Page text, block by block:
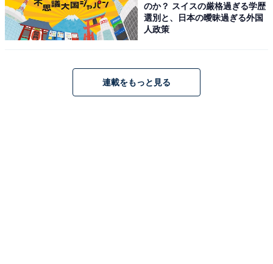
系）に不定期に出演するなど、全国ネットのバラエティ
番組にも進出。
トレードマークの「東海林武」を好演し、タレントとし
のか？ スイスの厳格過ぎる学歴
選別と、日本の曖昧過ぎる外国
人政策
連載をもっと見る